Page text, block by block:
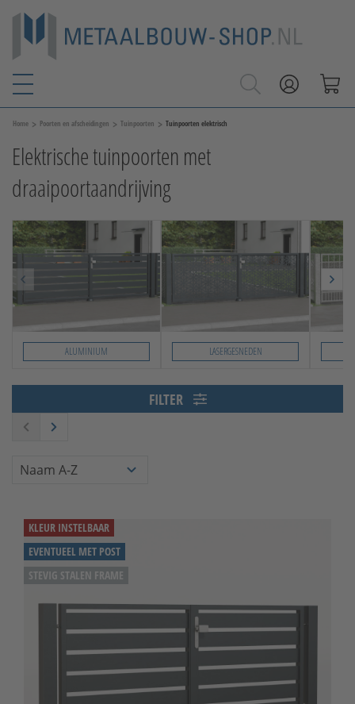
Home > Poorten en afscheidingen > Tuinpoorten > Tuinpoorten elektrisch
Elektrische tuinpoorten met
draaipoortaandrijving
ALUMINIUM LASERGESNEDEN
FILTER
KLEUR INSTELBAAR
EVENTUEEL MET POST
STEVIG STALEN FRAME